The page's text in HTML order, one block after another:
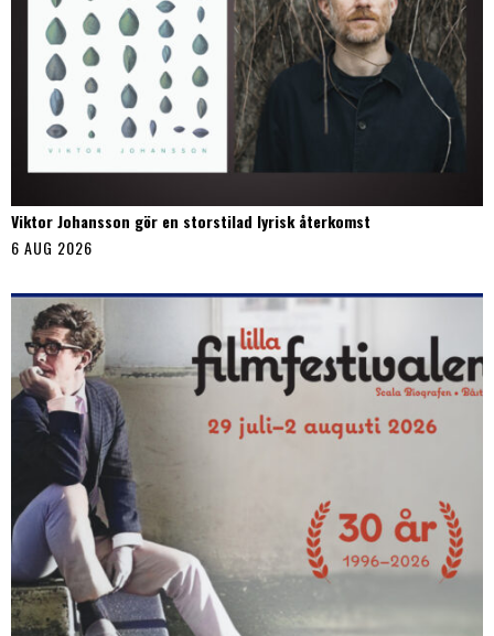
Viktor Johansson gör en storstilad lyrisk återkomst
6 AUG 2026